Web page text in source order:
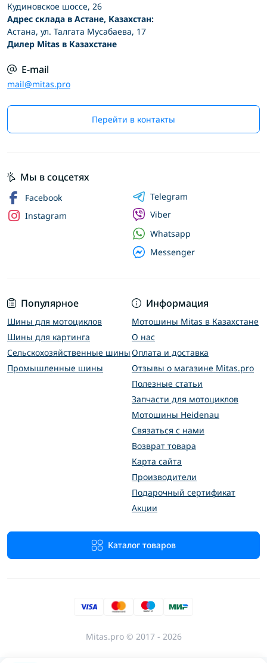
Кудиновское шоссе, 26
Адрес склада в Астане, Казахстан:
Астана, ул. Талгата Мусабаева, 17
Дилер Mitas в Казахстане
E-mail
mail@mitas.pro
Перейти в контакты
Популярное
Шины для мотоциклов
Шины для картинга
Сельскохозяйственные шины
Промышленные шины
Информация
Мотошины Mitas в Казахстане
О нас
Оплата и доставка
Отзывы о магазине Mitas.pro
Полезные статьи
Запчасти для мотоциклов
Мотошины Heidenau
Связаться с нами
Возврат товара
Карта сайта
Производители
Подарочный сертификат
Акции
Каталог товаров
Мы в соцсетях
Facebook
Instagram
Telegram
Viber
Whatsapp
Messenger
Mitas.pro © 2017 - 2026